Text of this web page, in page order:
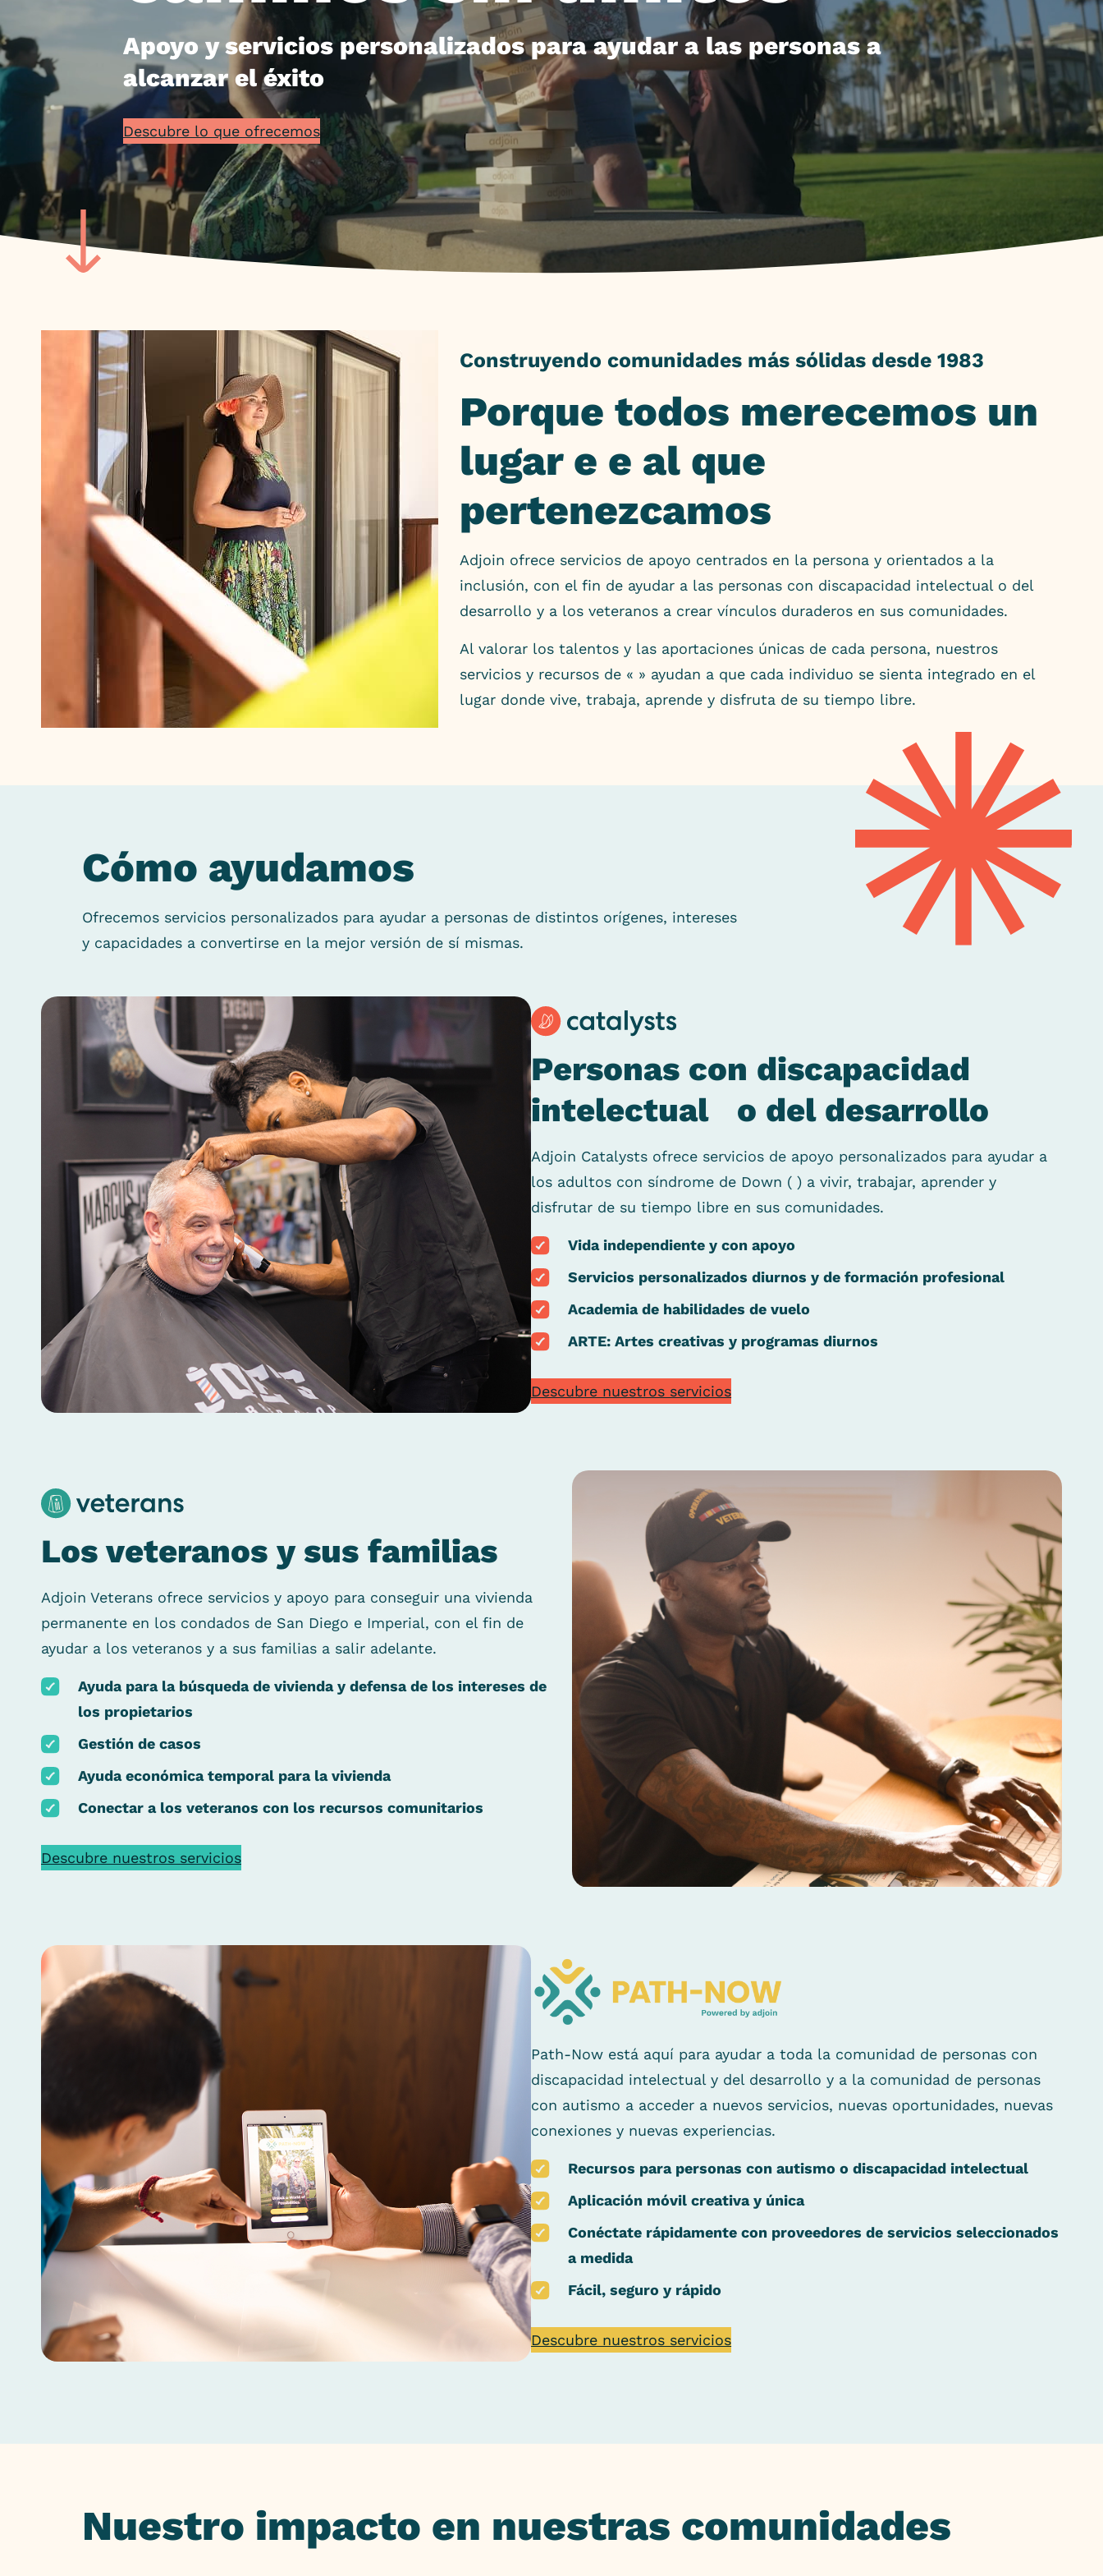
Apoyo y servicios personalizados para ayudar a las personas a
alcanzar el éxito
Descubre lo que ofrecemos
Construyendo comunidades más sólidas desde 1983
Porque todos merecemos un
lugar e e al que
pertenezcamos
Adjoin ofrece servicios de apoyo centrados en la persona y orientados a la
inclusión, con el fin de ayudar a las personas con discapacidad intelectual o del
desarrollo y a los veteranos a crear vínculos duraderos en sus comunidades.
Al valorar los talentos y las aportaciones únicas de cada persona, nuestros
servicios y recursos de « » ayudan a que cada individuo se sienta integrado en el
lugar donde vive,trabaja, aprende y disfruta de su tiempo libre.
Cómo ayudamos
Ofrecemos servicios personalizados para ayudar a personas de distintos orígenes, intereses
y capacidades a convertirse en la mejor versión de sí mismas.
Personas con discapacidad
intelectual o del desarrollo
Adjoin Catalysts ofrece servicios de apoyo personalizados para ayudar a
los adultos con síndrome de Down () a vivir, trabajar, aprender y
disfrutar de su tiempo libre en sus comunidades.
Vida independiente y con apoyo
Servicios personalizados diurnos y de formación profesional
Academia de habilidades de vuelo
ARTE: Artes creativas y programas diurnos
Descubre nuestros servicios
Los veteranos y sus familias
Adjoin Veterans ofrece servicios y apoyo para conseguir una vivienda
permanente en los condados de San Diego e Imperial, con el fin de
ayudar a los veteranos y a sus familias a salir adelante.
Ayuda para la búsqueda de vivienda y defensa de los intereses de
los propietarios
Gestión de casos
Ayuda económica temporal para la vivienda
Conectar a los veteranos con los recursos comunitarios
Descubre nuestros servicios
Path-Now está aquí para ayudar a toda la comunidad de personas con
discapacidad intelectual y del desarrollo y a la comunidad de personas
con autismo a acceder a nuevos servicios, nuevas oportunidades, nuevas
conexiones y nuevas experiencias.
Recursos para personas con autismo o discapacidad intelectual
Aplicación móvil creativa y única
Conéctate rápidamente con proveedores de servicios seleccionados
a medida
Fácil, seguro y rápido
Descubre nuestros servicios
Nuestro impacto en nuestras comunidades